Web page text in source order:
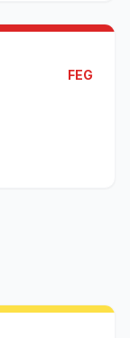
FEG